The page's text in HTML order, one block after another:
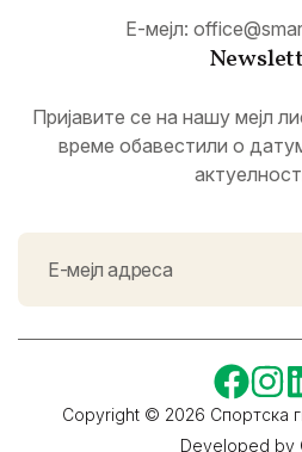
Е-мејл:
Пријавите се на нашу мејл
време обавестили о
Copyright © 2026 Спортска
Developed by